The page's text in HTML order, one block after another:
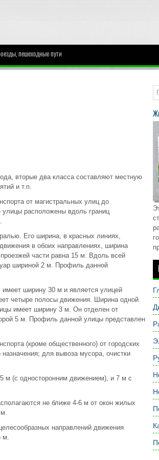
пешеходные пути
вторые два класса составляют местную
и т.п.
от магистральных улиц до
расположены вдоль границ
Его ширина, в красных линиях,
в обоих направлениях, ширина
части равна 15 м. Вдоль всей
шириной 2 м. Профиль данной
ширину 30 м и является улицей
четыре полосы движения. Ширина одной
имеет ширину 3 м. Он отделен от
5 м. Профиль данной улицы представлен
(кроме общественного) от городских
для вывоза мусора, очистки
м (с односторонним движением), и 7 м с
не ближе 4-6 м от окон жилых
направлений движения
м.